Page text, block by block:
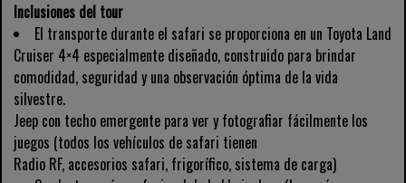
Inclusiones del tour
El transporte durante el safari se proporciona en un Toyota Land
Cruiser 4×4 especialmente diseñado, construido para brindar
comodidad, seguridad y una observación óptima de la vida
silvestre.
Jeep con techo emergente para ver y fotografiar fácilmente los
juegos (todos los vehículos de safari tienen
Radio RF, accesorios safari, frigorífico, sistema de carga)